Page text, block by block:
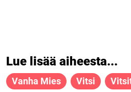
Lue lisää aiheesta...
Vanha Mies Vitsi